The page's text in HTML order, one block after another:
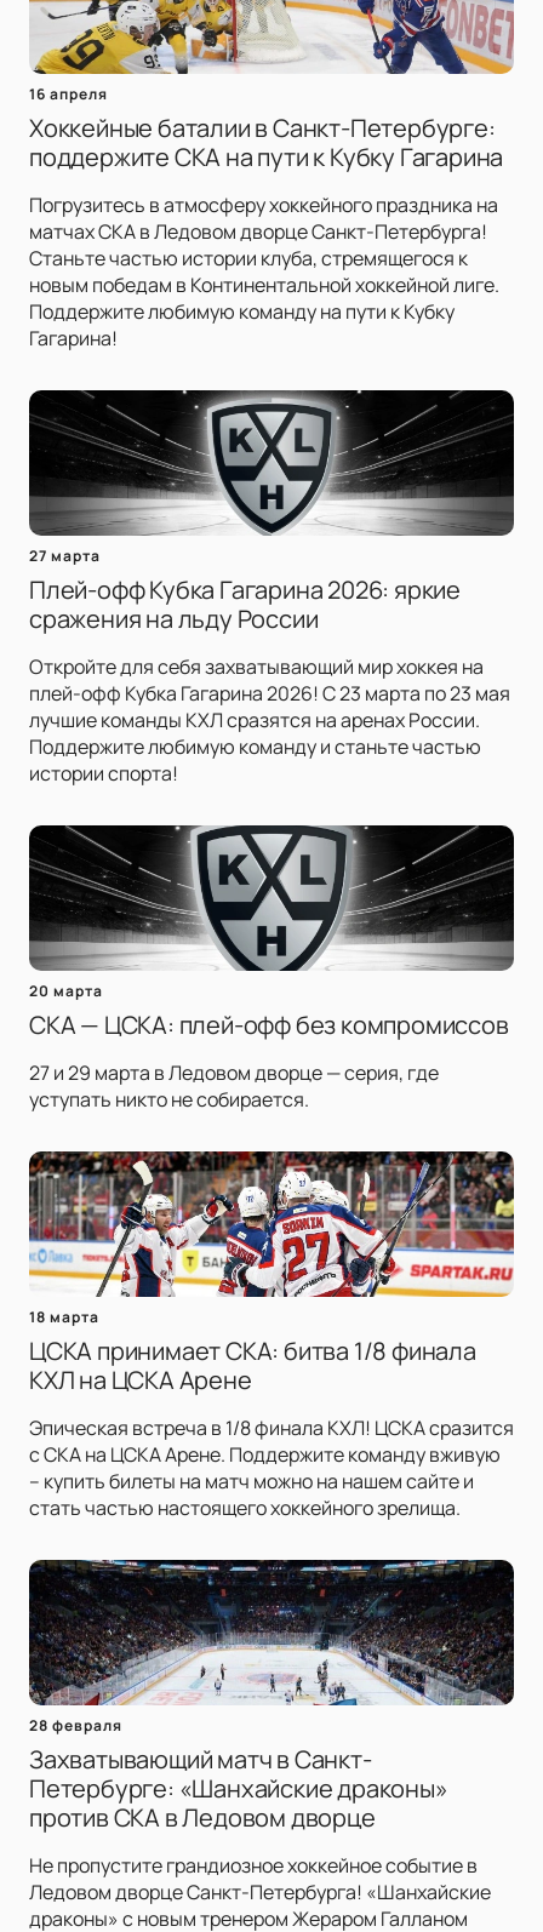
16 апреля
Хоккейные баталии в Санкт-Петербурге:
поддержите СКА на пути к Кубку Гагарина
Погрузитесь в атмосферу хоккейного праздника на
матчах СКА в Ледовом дворце Санкт-Петербурга!
Станьте частью истории клуба, стремящегося к
новым победам в Континентальной хоккейной лиге.
Поддержите любимую команду на пути к Кубку
Гагарина!
27 марта
Плей-офф Кубка Гагарина 2026: яркие
сражения на льду России
Откройте для себя захватывающий мир хоккея на
плей-офф Кубка Гагарина 2026! С 23 марта по 23 мая
лучшие команды КХЛ сразятся на аренах России.
Поддержите любимую команду и станьте частью
истории спорта!
20 марта
СКА — ЦСКА: плей-офф без компромиссов
27 и 29 марта в Ледовом дворце — серия, где
уступать никто не собирается.
18 марта
ЦСКА принимает СКА: битва 1/8 финала
КХЛ на ЦСКА Арене
Эпическая встреча в 1/8 финала КХЛ! ЦСКА сразится
с СКА на ЦСКА Арене. Поддержите команду вживую
– купить билеты на матч можно на нашем сайте и
стать частью настоящего хоккейного зрелища.
28 февраля
Захватывающий матч в Санкт-
Петербурге: «Шанхайские драконы»
против СКА в Ледовом дворце
Не пропустите грандиозное хоккейное событие в
Ледовом дворце Санкт-Петербурга! «Шанхайские
драконы» с новым тренером Жераром Галланом